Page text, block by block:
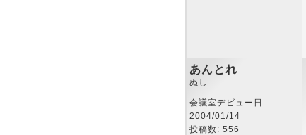
あんとれ
ぬし
会議室デビュー日:
2004/01/14
投稿数: 556